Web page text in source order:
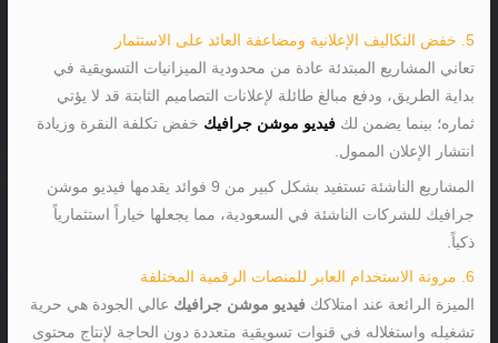
5. خفض التكاليف الإعلانية ومضاعفة العائد على الاستثمار
تعاني المشاريع المبتدئة عادة من محدودية الميزانيات التسويقية في
بداية الطريق، ودفع مبالغ طائلة لإعلانات التصاميم الثابتة قد لا يؤتي
ثماره؛ بينما يضمن لكفيديو موشن جرافيك خفض تكلفة النقرة وزيادة
انتشار الإعلان الممول.
المشاريع الناشئة تستفيد بشكل كبير من 9 فوائد يقدمها فيديو موشن
جرافيك للشركات الناشئة في السعودية، مما يجعلها خياراً استثمارياً
ذكياً.
6. مرونة الاستخدام العابر للمنصات الرقمية المختلفة
الميزة الرائعة عند امتلاككفيديو موشن جرافيك عالي الجودة هي حرية
تشغيله واستغلاله في قنوات تسويقية متعددة دون الحاجة لإنتاج محتوى